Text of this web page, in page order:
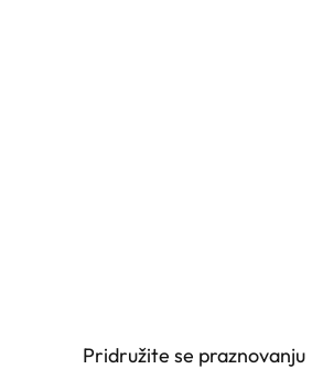
Pridružite se praznovanju